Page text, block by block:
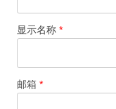
显示名称 *
邮箱 *